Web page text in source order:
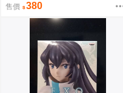
售價 380